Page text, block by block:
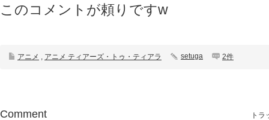
このコメントが頼りですw
アニメ , アニメ ティアーズ・トゥ・ティアラ setuga 2件
Comment トラ